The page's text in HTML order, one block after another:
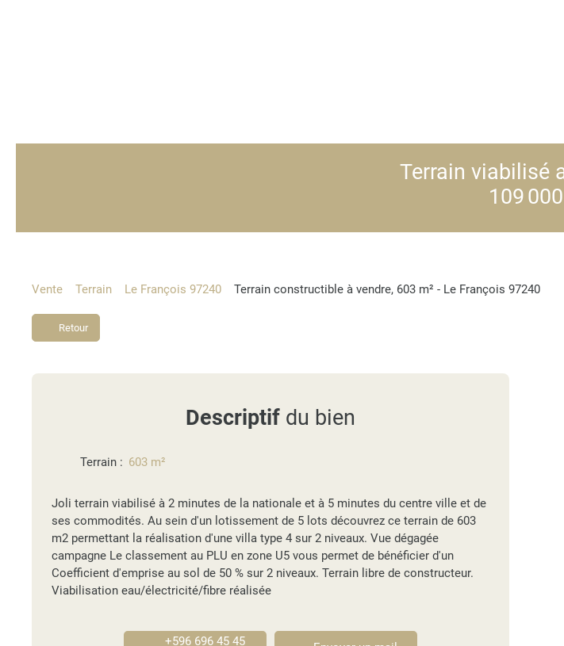
Terrain viabilisé
109 000
Vente Terrain Le François 97240 Terrain constructible à vendre, 603 m² - Le François 97240
Retour
Descriptif du bien
Terrain : 603 m²
Joli terrain viabilisé à 2 minutes de la nationale et à 5 minutes du centre ville et de
ses commodités. Au sein d'un lotissement de 5 lots découvrez ce terrain de 603
m2 permettant la réalisation d'une villa type 4 sur 2 niveaux. Vue dégagée
campagne Le classement au PLU en zone U5 vous permet de bénéficier d'un
Coefficient d'emprise au sol de 50 % sur 2 niveaux. Terrain libre de constructeur.
Viabilisation eau/électricité/fibre réalisée
+596 696 45 45